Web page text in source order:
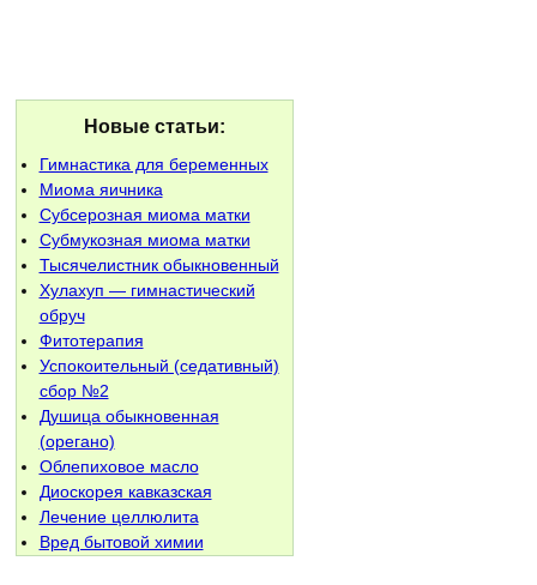
Новые статьи:
Гимнастика для беременных
Миома яичника
Субсерозная миома матки
Субмукозная миома матки
Тысячелистник обыкновенный
Хулахуп — гимнастический
обруч
Фитотерапия
Успокоительный (седативный)
сбор №2
Душица обыкновенная
(орегано)
Облепиховое масло
Диоскорея кавказская
Лечение целлюлита
Вред бытовой химии